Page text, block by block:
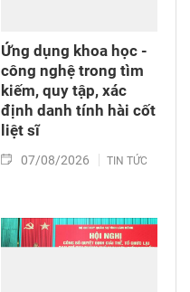
Ứng dụng khoa học -
công nghệ trong tìm
kiếm, quy tập, xác
định danh tính hài cốt
liệt sĩ
07/08/2026 TIN TỨC